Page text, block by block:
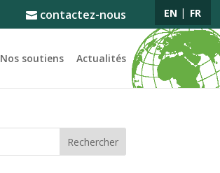
contactez-nous
Nos soutiens Actualités
EN FR